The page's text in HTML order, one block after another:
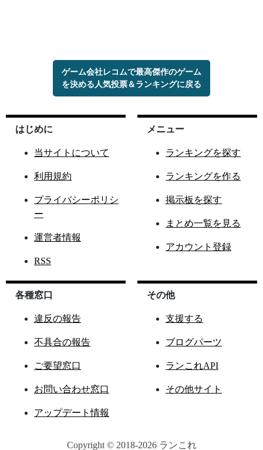
ゲーム会社レコムで最高傑作のゲーム
を決める人気投票＆ランキングに戻る
はじめに
当サイトについて
利用規約
プライバシーポリシ
ー
運営者情報
RSS
メニュー
ランキングを探す
ランキングを作る
掲示板を探す
まとめ一覧を見る
アカウント登録
各種窓口
違反の報告
不具合の報告
ご要望窓口
お問い合わせ窓口
アップデート情報
その他
支援する
ブログパーツ
ランこれAPI
その他サイト
Copyright © 2018-2026 ランこれ